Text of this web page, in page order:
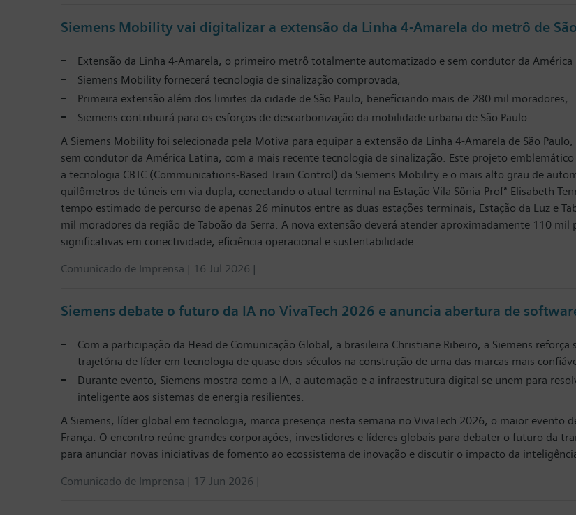
Siemens Mobility vai digitalizar a extensão da Linha 4-Amarela do metrô de
Extensão da Linha 4-Amarela, o primeiro metrô totalmente automatizado e sem condutor da América
Siemens Mobility fornecerá tecnologia de sinalização comprovada;
Primeira extensão além dos limites da cidade de São Paulo, beneficiando mais de 280 mil moradores;
Siemens contribuirá para os esforços de descarbonização da mobilidade urbana de São Paulo.
A Siemens Mobility foi selecionada pela Motiva para equipar a extensão da Linha 4-Amarela de São
sem condutor da América Latina, com a mais recente tecnologia de sinalização. Este projeto
a tecnologia CBTC (Communications-Based Train Control) da Siemens Mobility e o mais alto grau de
quilômetros de túneis em via dupla, conectando o atual terminal na Estação Vila Sônia-Profª Elisabeth
tempo estimado de percurso de apenas 26 minutos entre as duas estações terminais, Estação da Luz e
mil moradores da região de Taboão da Serra. A nova extensão deverá atender aproximadamente 110
significativas em conectividade, eficiência operacional e sustentabilidade.
Comunicado de Imprensa | 16 Jul 2026 |
Siemens debate o futuro da IA no VivaTech 2026 e anuncia abertura de
Com a participação da Head de Comunicação Global, a brasileira Christiane Ribeiro, a Siemens
trajetória de líder em tecnologia de quase dois séculos na construção de uma das marcas mais
Durante evento, Siemens mostra como a IA, a automação e a infraestrutura digital se unem para
inteligente aos sistemas de energia resilientes.
A Siemens, líder global em tecnologia, marca presença nesta semana no VivaTech 2026, o maior evento
França. O encontro reúne grandes corporações, investidores e líderes globais para debater o futuro da
para anunciar novas iniciativas de fomento ao ecossistema de inovação e discutir o impacto da
Comunicado de Imprensa | 17 Jun 2026 |